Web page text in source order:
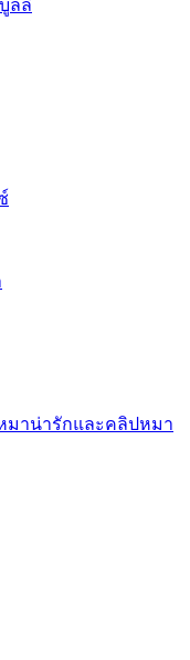
ลลี่
มาน่ารักและคลิปหมา